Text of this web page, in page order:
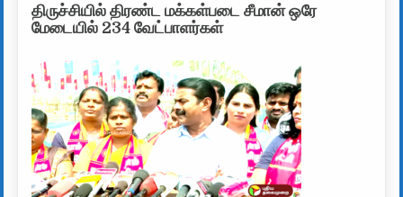
திருச்சியில் திரண்ட மக்கள்படை சீமான் ஒரே
மேடையில் 234 வேட்பாளர்கள்